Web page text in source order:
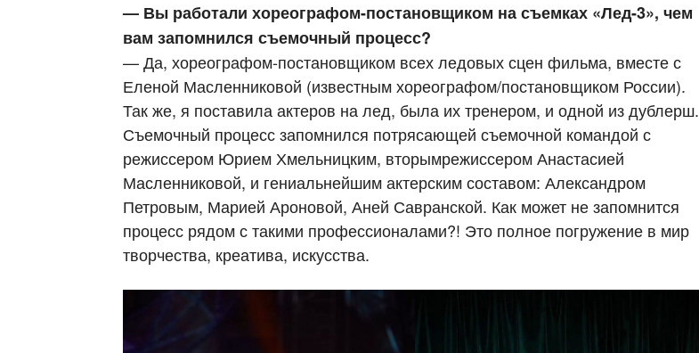
— Вы работали хореографом-постановщиком на съемках «Лед-3», чем
вам запомнился съемочный процесс?
— Да, хореографом-постановщиком всех ледовых сцен фильма, вместе с
Еленой Масленниковой (известным хореографом/постановщиком России).
Так же, я поставила актеров на лед, была их тренером, и одной из дублерш.
Съемочный процесс запомнился потрясающей съемочной командой с
режиссером Юрием Хмельницким, вторымрежиссером Анастасией
Масленниковой, и гениальнейшим актерским составом: Александром
Петровым, Марией Ароновой, Аней Савранской. Как может не запомнится
процесс рядом с такими профессионалами?! Это полное погружение в мир
творчества, креатива, искусства.